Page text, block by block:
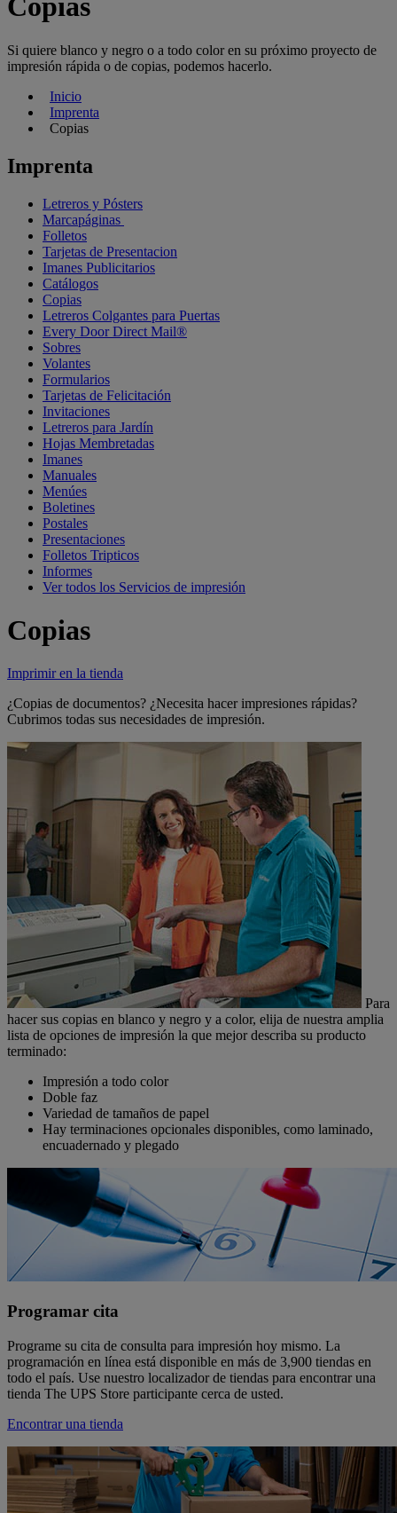
Copias
Si quiere blanco y negro o a todo color en su próximo proyecto de
impresión rápida o de copias, podemos hacerlo.
Inicio
Imprenta
Copias
Imprenta
Letreros y Pósters
Marcapáginas
Folletos
Tarjetas de Presentacion
Imanes Publicitarios
Catálogos
Copias
Letreros Colgantes para Puertas
Every Door Direct Mail®
Sobres
Volantes
Formularios
Tarjetas de Felicitación
Invitaciones
Letreros para Jardín
Hojas Membretadas
Imanes
Manuales
Menúes
Boletines
Postales
Presentaciones
Folletos Tripticos
Informes
Ver todos los Servicios de impresión
Copias
Imprimir en la tienda
¿Copias de documentos? ¿Necesita hacer impresiones rápidas?
Cubrimos todas sus necesidades de impresión.
Para
hacer sus copias en blanco y negro y a color, elija de nuestra amplia
lista de opciones de impresión la que mejor describa su producto
terminado:
Impresión a todo color
Doble faz
Variedad de tamaños de papel
Hay terminaciones opcionales disponibles, como laminado,
encuadernado y plegado
Programar cita
Programe su cita de consulta para impresión hoy mismo. La
programación en línea está disponible en más de 3,900 tiendas en
todo el país. Use nuestro localizador de tiendas para encontrar una
tienda The UPS Store participante cerca de usted.
Encontrar una tienda